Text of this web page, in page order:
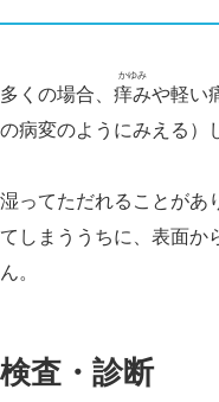
多くの場合、 痒み
かゆみ
や軽い
の病変のようにみえる）
湿ってただれることがあ
てしまううちに、表面か
ん。
検査・診断